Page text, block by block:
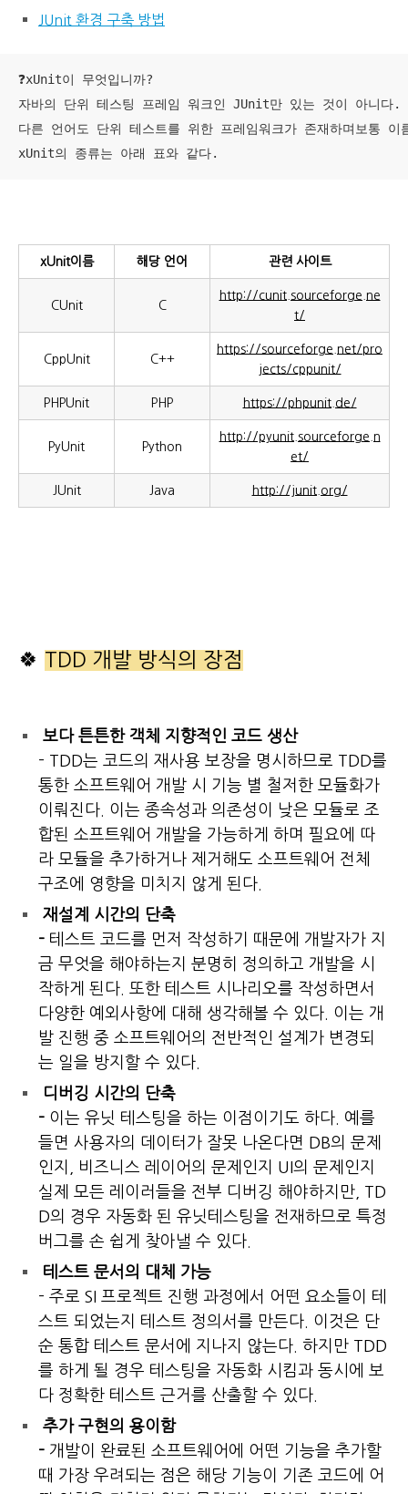
JUnit 환경 구축 방법
❓xUnit이 무엇입니까?
자바의 단위 테스팅 프레임 워크인 JUnit만 있는 것이 아니다.
다른 언어도 단위 테스트를 위한 프레임워크가 존재하며보통
xUnit의 종류는 아래 표와 같다.
xUnit이름 해당 언어 관련 사이트
CUnit C
http://cunit.sourceforge.ne
t/
CppUnit C++
https://sourceforge.net/pro
jects/cppunit/
PHPUnit PHP https://phpunit.de/
PyUnit Python
http://pyunit.sourceforge.n
et/
JUnit Java http://junit.org/
🍀 TDD 개발 방식의 장점
보다 튼튼한 객체 지향적인 코드 생산
- TDD는 코드의 재사용 보장을 명시하므로 TDD를
통한 소프트웨어 개발 시 기능 별 철저한 모듈화가
이뤄진다. 이는 종속성과 의존성이 낮은 모듈로 조
합된 소프트웨어 개발을 가능하게 하며 필요에 따
라 모듈을 추가하거나 제거해도 소프트웨어 전체
구조에 영향을 미치지 않게 된다.
재설계 시간의 단축
- 테스트 코드를 먼저 작성하기 때문에 개발자가 지
금 무엇을 해야하는지 분명히 정의하고 개발을 시
작하게 된다. 또한 테스트 시나리오를 작성하면서
다양한 예외사항에 대해 생각해볼 수 있다. 이는 개
발 진행 중 소프트웨어의 전반적인 설계가 변경되
는 일을 방지할 수 있다.
디버깅 시간의 단축
- 이는 유닛 테스팅을 하는 이점이기도 하다. 예를
들면 사용자의 데이터가 잘못 나온다면 DB의 문제
인지, 비즈니스 레이어의 문제인지 UI의 문제인지
실제 모든 레이러들을 전부 디버깅 해야하지만, TD
D의 경우 자동화 된 유닛테스팅을 전재하므로 특정
버그를 손 쉽게 찾아낼 수 있다.
테스트 문서의 대체 가능
- 주로 SI 프로젝트 진행 과정에서 어떤 요소들이 테
스트 되었는지 테스트 정의서를 만든다. 이것은 단
순 통합 테스트 문서에 지나지 않는다. 하지만 TDD
를 하게 될 경우 테스팅을 자동화 시킴과 동시에 보
다 정확한 테스트 근거를 산출할 수 있다.
추가 구현의 용이함
- 개발이 완료된 소프트웨어에 어떤 기능을 추가할
때 가장 우려되는 점은 해당 기능이 기존 코드에 어